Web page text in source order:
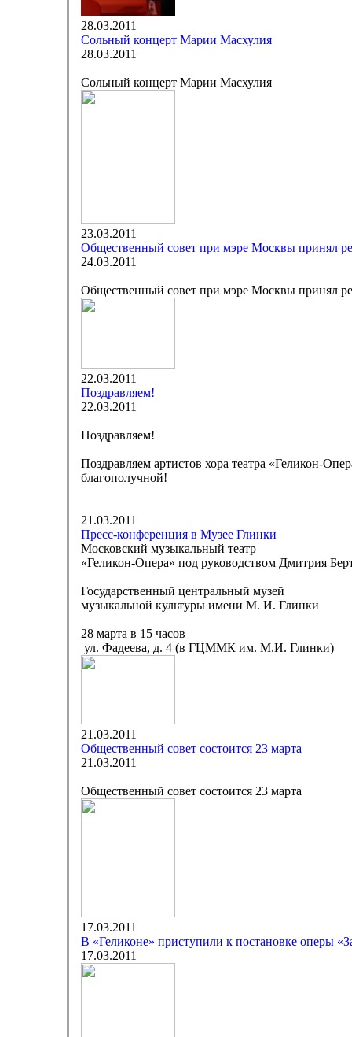
28.03.2011
Сольный концерт Марии Масхулия
28.03.2011
Сольный концерт Марии Масхулия
23.03.2011
Общественный совет при мэре Москвы принял
24.03.2011
Общественный совет при мэре Москвы принял
22.03.2011
Поздравляем!
22.03.2011
Поздравляем!
Поздравляем артистов хора театра «Геликон-
благополучной!
21.03.2011
Пресс-конференция в Музее Глинки
Московский музыкальный театр
«Геликон-Опера» под руководством Дмитрия
Государственный центральный музей
музыкальной культуры имени М. И. Глинки
28 марта в 15 часов
ул. Фадеева, д. 4 (в ГЦММК им. М.И. Глинки)
21.03.2011
Общественный совет состоится 23 марта
21.03.2011
Общественный совет состоится 23 марта
17.03.2011
В «Геликоне» приступили к постановке оперы
17.03.2011